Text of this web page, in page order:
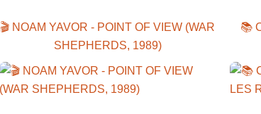
🎬 NOAM YAVOR - POINT OF VIEW (WAR
SHEPHERDS, 1989)
📚